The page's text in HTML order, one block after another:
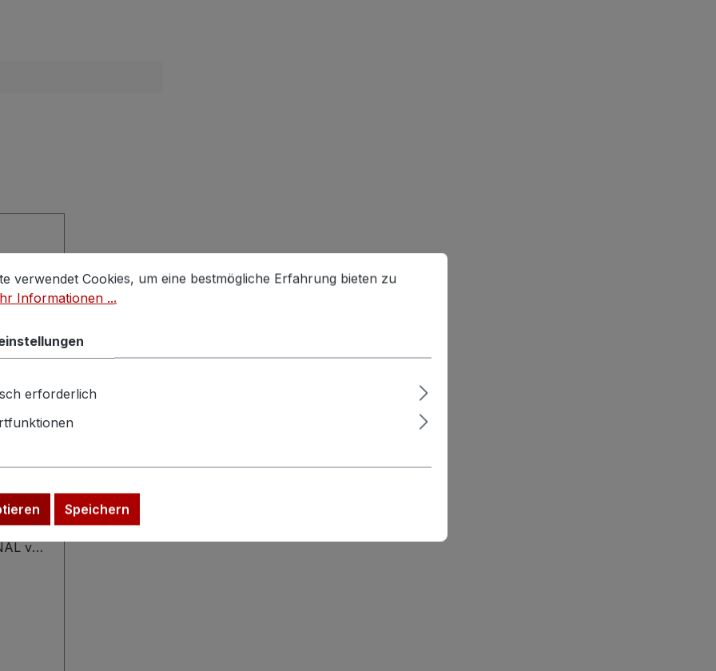
um
>
von
zum
Cookies, um eine bestmögliche Erfahrung bieten zu können.
Mehr Informationen ...
verwendet Cookies, um eine bestmögliche Erfahrung bieten zu
Informationen ...
erforderlich
Speichern